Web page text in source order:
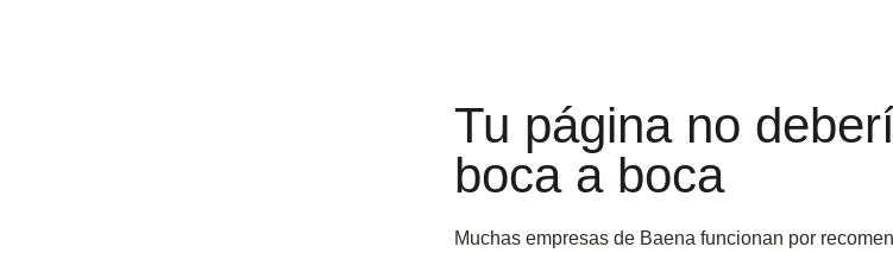
Tu página no
boca a boca
Muchas empresas de Baena funcionan por